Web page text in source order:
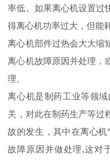
率低。如果离心机设置
得离心机功率过大，但能
离心机部件过热会大大缩
离心机故障原因并处理
理。
离心机是制药工业等领域
关，对此在制药生产等
故的发生，其中在离心
故障原因并做处理,这对